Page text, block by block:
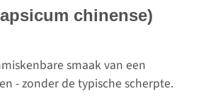
chinense)
smaak van een
- zonder de typische scherpte.